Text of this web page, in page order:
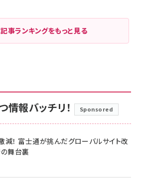
事ランキングをもっと見る
報バッチリ！ Sponsored
！ 富士通が挑んだグローバルサイト改
舞台裏